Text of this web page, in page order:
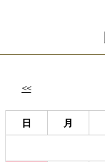
<<
日 月